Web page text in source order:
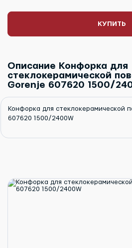
КУПИТЬ
Описание Конфорка для
стеклокерамической
Gorenje 607620 1500/
Конфорка для стеклокерамической
607620 1500/2400W